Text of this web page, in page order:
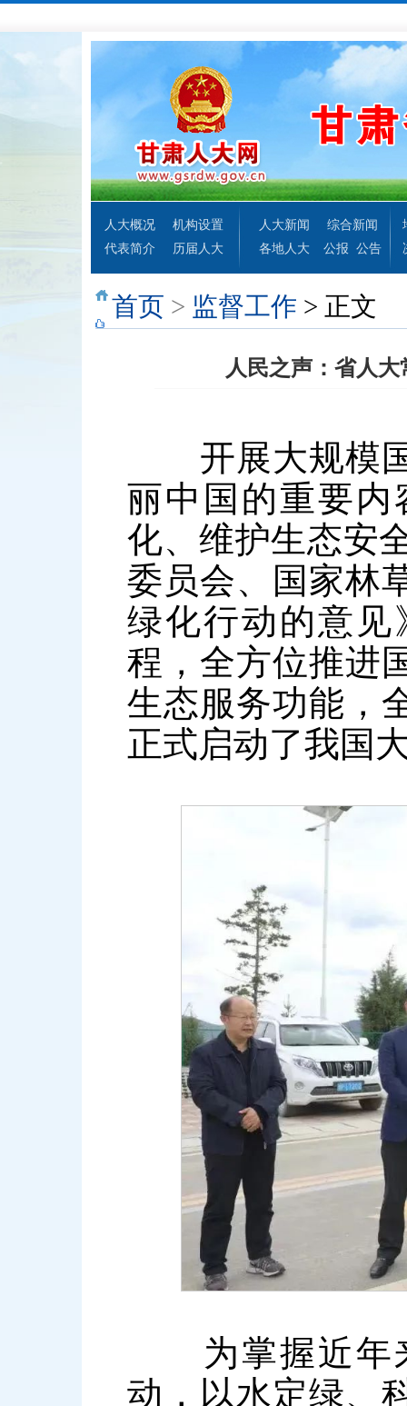
人大概况
机构设置
代表简介
历届人大
人大新闻
综合新闻
各地人大
公报 公告
首页 > 监督工作 > 正文
人民之声：省人
开展大规模国
丽中国的重要内
化、维护生态安
委员会、国家林
绿化行动的意见
程，全方位推进
生态服务功能，
正式启动了我国
为掌握近年来
动，以水定绿、